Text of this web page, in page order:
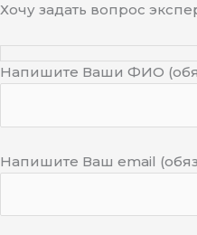
Хочу задать вопрос
Напишите Ваши ФИО
Напишите Ваш email